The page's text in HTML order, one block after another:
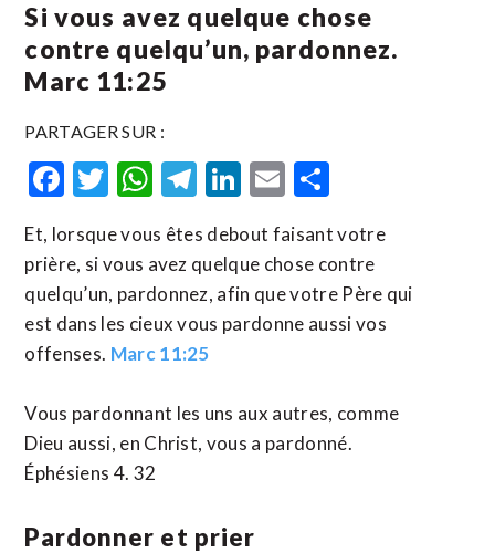
Si vous avez quelque chose
contre quelqu’un, pardonnez.
Marc 11:25
PARTAGER SUR :
Facebook
Twitter
WhatsApp
Telegram
LinkedIn
Email
Et, lorsque vous êtes debout faisant votre
prière, si vous avez quelque chose contre
quelqu’un, pardonnez, afin que votre Père qui
est dans les cieux vous pardonne aussi vos
offenses. Marc 11:25
Vous pardonnant les uns aux autres, comme
Dieu aussi, en Christ, vous a pardonné.
Éphésiens 4. 32
Pardonner et prier